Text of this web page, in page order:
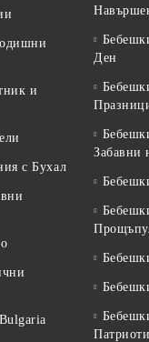
и
с Бухал
Ден
Забавни